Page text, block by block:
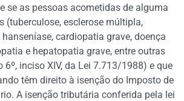
se as pessoas acometidas de alguma
(tuberculose, esclerose múltipla,
cardiopatia grave, doença
e hepatopatia grave, entre outras
6º, inciso XIV, da Lei 7.713/1988) e que
têm direito à isenção do Imposto de
A isenção tributária conferida pela lei